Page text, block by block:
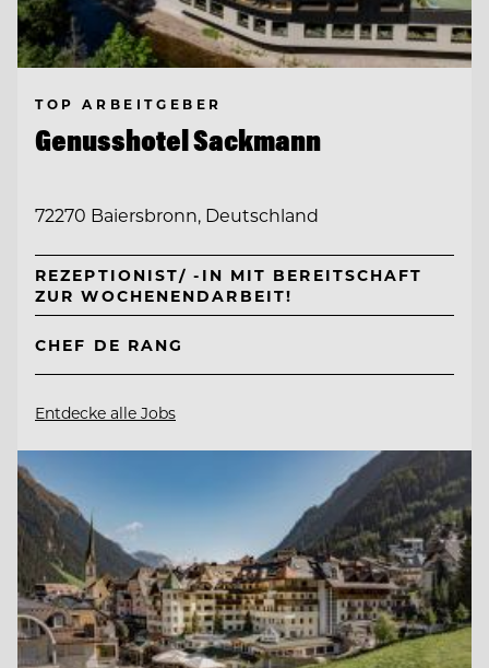
TOP ARBEITGEBER
Genusshotel Sackmann
72270 Baiersbronn, Deutschland
REZEPTIONIST/ -IN MIT BEREITSCHAFT
ZUR WOCHENENDARBEIT!
CHEF DE RANG
Entdecke alle Jobs